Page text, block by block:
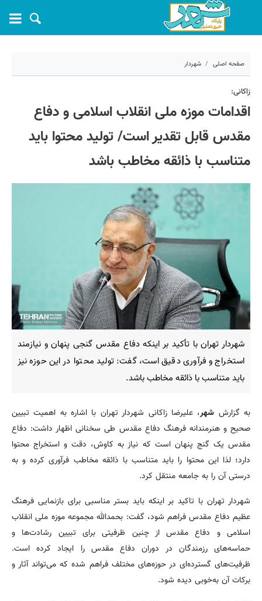
صفحه اصلی شهردار
۳۰ بهمن ۱۴۰۴ - ۱۳:۱۸
کد مطلب:78041
زاکانی:
اقدامات موزه ملی انقلاب اسلامی و دفاع
مقدس قابل تقدیر است/ تولید محتوا باید
متناسب با ذائقه مخاطب باشد
شهردار تهران با تأکید بر اینکه دفاع مقدس گنجی پنهان و نیازمند
استخراج و فرآوری دقیق است، گفت: تولید محتوا در این حوزه نیز
باید متناسب با ذائقه مخاطب باشد.
به گزارش شهر، علیرضا زاکانی شهردار تهران با اشاره به اهمیت تبیین
صحیح و هنرمندانه فرهنگ دفاع مقدس طی سخنانی اظهار داشت: دفاع
مقدس یک گنج پنهان است که نیاز به کاوش، دقت و استخراج محتوا
دارد؛ لذا این محتوا را باید متناسب با ذائقه مخاطب فرآوری کرده و به
درستی آن را به جامعه منتقل کرد.
شهردار تهران با تاکید بر اینکه باید بستر مناسبی برای بازنمایی فرهنگ
عظیم دفاع مقدس فراهم شود، گفت: بحمدالله مجموعه موزه ملی انقلاب
اسلامی و دفاع مقدس از چنین ظرفیتی برای تبیین رشادت‌ها و
حماسه‌های رزمندگان در دوران دفاع مقدس را ایجاد کرده است.
ظرفیت‌های گسترده‌ای در حوزه‌های مختلف فراهم شده که می‌تواند آثار و
برکات آن به‌خوبی دیده شود.